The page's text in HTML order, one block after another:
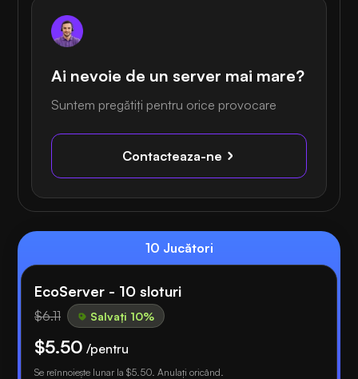
Ai nevoie de un server mai mare?
Suntem pregătiți pentru orice provocare
Contacteaza-ne
10 Jucători
EcoServer - 10 sloturi
$6.11 Salvați 10%
$5.50 /pentru
Se reînnoiește lunar la $5.50 . Anulați oricând.